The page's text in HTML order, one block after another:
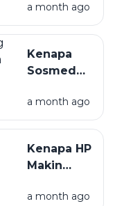
Ini Cara
Rawat
Laptop
Anda
a month ago
Kenapa
Sosmed
yang Kita
Mau? Intip
Algoritma
a month ago
Kenapa HP
Makin
Makin
a month ago